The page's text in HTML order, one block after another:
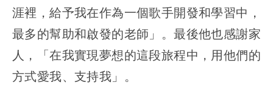
涯裡，給予我在作為一個歌手開發和學習中，
最多的幫助和啟發的老師」。最後他也感謝家
人，「在我實現夢想的這段旅程中，用他們的
方式愛我、支持我」。